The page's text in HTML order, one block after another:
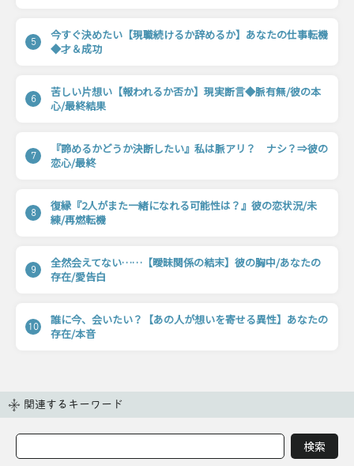
5
今すぐ決めたい【現職続けるか辞めるか】あなたの仕事転機
◆才＆成功
6
苦しい片想い【報われるか否か】現実断言◆脈有無/彼の本
心/最終結果
7
『諦めるかどうか決断したい』私は脈アリ？ ナシ？⇒彼の
恋心/最終
8
復縁『2人がまた一緒になれる可能性は？』彼の恋状況/未
練/再燃転機
9
全然会えてない……【曖昧関係の結末】彼の胸中/あなたの
存在/愛告白
10
誰に今、会いたい？【あの人が想いを寄せる異性】あなたの
存在/本音
関連するキーワード